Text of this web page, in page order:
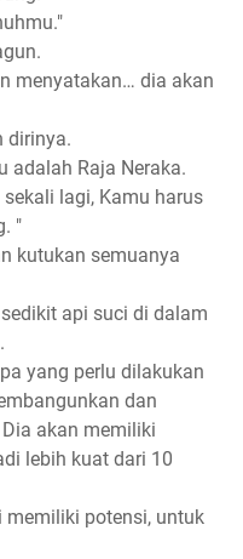
menyatakan… dia akan
dirinya.
adalah Raja Neraka.
lagi, Kamu harus
"
kutukan semuanya
api suci di dalam
yang perlu dilakukan
dan
akan memiliki
lebih kuat dari 10
potensi, untuk